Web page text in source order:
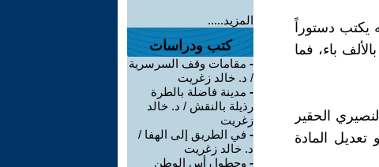
دستوراً
باء، فما
الحقير
ألا وهو تعديل المادة
المزيد.....
كتب ودراسات
- مقامات وقف السرسرية
/ د. خالد زغريت
- مدينة فاضلة بالطرة
رذيلة بالنقش / د. خالد
زغريت
- في الطريق إلى الهفا /
د. خالد زغريت
- وحطوا رأس الوطن